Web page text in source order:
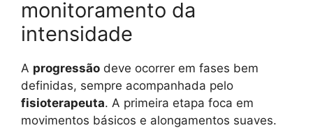
monitoramento da
intensidade
A progressão deve ocorrer em fases bem
definidas, sempre acompanhada pelo
fisioterapeuta. A primeira etapa foca em
movimentos básicos e alongamentos suaves.